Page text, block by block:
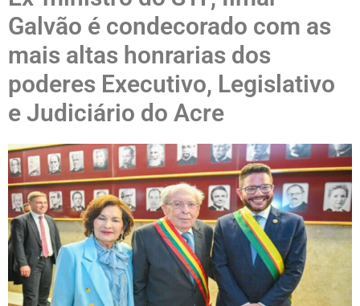
Galvão é condecorado com as
mais altas honrarias dos
poderes Executivo, Legislativo
e Judiciário do Acre